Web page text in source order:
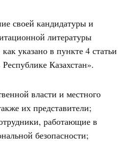
своей кандидатуры и
литературы
указано в пункте 4 статьи
Казахстан».
власти и местного
их представители;
работающие в
безопасности;